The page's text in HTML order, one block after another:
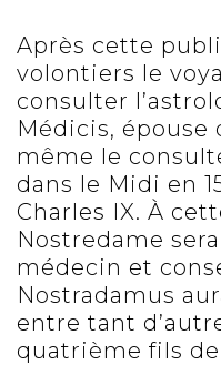
Après cette
volontiers le
consulter
Médicis, épouse
même le
dans le Midi en
Charles IX. À
Nostredame
médecin et
Nostradamus
entre tant
quatrième fils